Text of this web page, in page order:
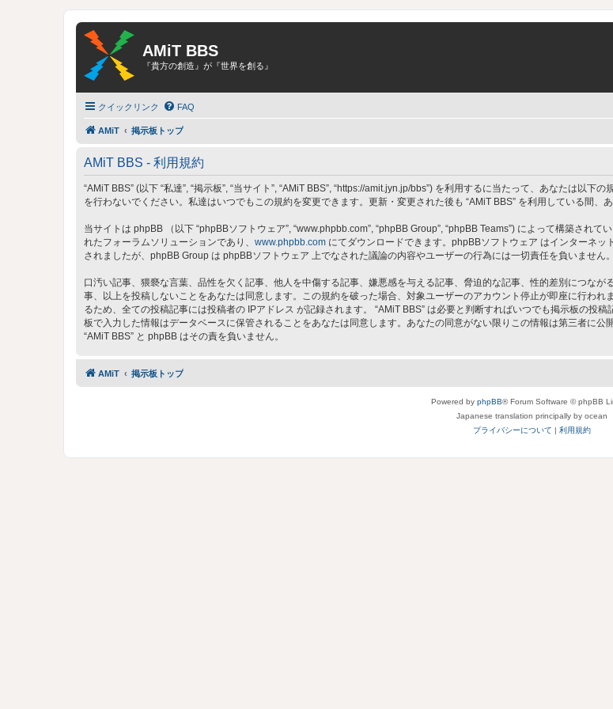
AMiT BBS
『貴方の創造』が『世界を創る』
クイックリンク FAQ
AMiT 掲示板トップ
AMiT BBS - 利用規約
“AMiT BBS” (以下 “私達”, “掲示板”, “当サイト”, “AMiT BBS”, “https://amit.jyn.jp/bbs”) を利用するに当たって、あなたは以
を行わないでください。私達はいつでもこの規約を変更できます。更新・変更された後も “AMiT BBS” を利用している間、
当サイトは phpBB （以下 “phpBBソフトウェア”, “www.phpbb.com”, “phpBB Group”, “phpBB Teams”) によって構築されて
れたフォーラムソリューションであり、 www.phpbb.com にてダウンロードできます。phpBBソフトウェア はインターネ
されましたが、phpBB Group は phpBBソフトウェア 上でなされた議論の内容やユーザーの行為には一切責任を負いません
口汚い記事、猥褻な言葉、品性を欠く記事、他人を中傷する記事、嫌悪感を与える記事、脅迫的な記事、性的差別につな
事、以上を投稿しないことをあなたは同意します。この規約を破った場合、対象ユーザーのアカウント停止が即座に行わ
るため、全ての投稿記事には投稿者の IPアドレス が記録されます。 “AMiT BBS” は必要と判断すればいつでも掲示板の投
板で入力した情報はデータベースに保管されることをあなたは同意します。あなたの同意がない限りこの情報は第三者に
“AMiT BBS” と phpBB はその責を負いません。
AMiT 掲示板トップ
Powered by phpBB® Forum Software © phpBB
Japanese translation principally by ocean
プライバシーについて | 利用規約